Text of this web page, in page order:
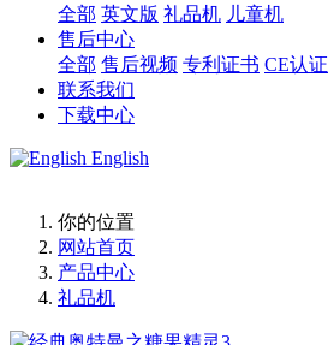
全部 英文版 礼品机 儿童机
售后中心
全部 售后视频 专利证书 CE认证
联系我们
下载中心
English
你的位置
网站首页
产品中心
礼品机